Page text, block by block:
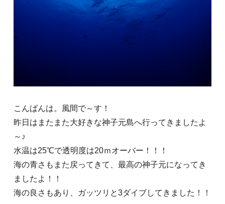
こんばんは。風間で～す！
昨日はまたまた大好きな神子元島へ行ってきましたよ
～♪
水温は25℃で透明度は20ｍオーバー！！！
海の青さもまた戻ってきて、最高の神子元になってき
ましたよ！！
海の良さもあり、ガッツリと3ダイブしてきました！！